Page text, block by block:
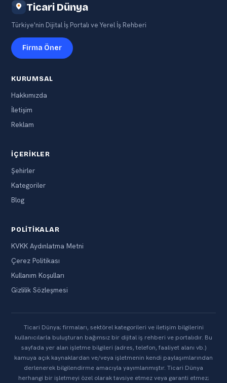
Ticari Dünya
Türkiye'nin Dijital İş Portalı ve Yerel İş Rehberi
Firma Öner
KURUMSAL
Hakkımızda
İletişim
Reklam
İÇERIKLER
Şehirler
Kategoriler
Blog
POLITIKALAR
KVKK Aydınlatma Metni
Çerez Politikası
Kullanım Koşulları
Gizlilik Sözleşmesi
Ticari Dünya; firmaları, sektörel kategorileri ve iletişim bilgilerini
kullanıcılarla buluşturan bağımsız bir dijital iş rehberi ve portalıdır. Bu
sayfada yer alan işletme bilgileri (adres, telefon, faaliyet alanı vb.)
kamuya açık kaynaklardan ve/veya işletmenin kendi paylaşımlarından
derlenerek bilgilendirme amacıyla yayımlanmıştır. Ticari Dünya
herhangi bir işletmeyi özel olarak tavsiye etmez veya garanti etmez;